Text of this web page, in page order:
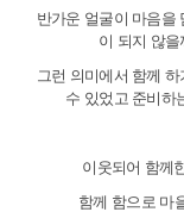
반가운 얼굴이 마음을
이 되지 않
그런 의미에서 함께
수 있었고 준비하
이웃되어 함께
함께 함으로 마